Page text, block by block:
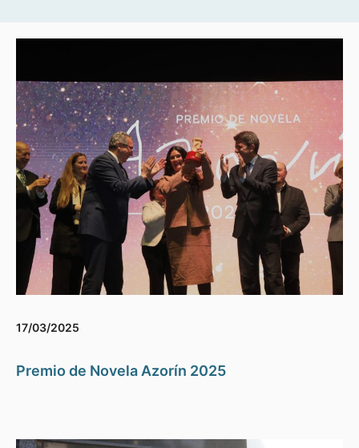
17/03/2025
Premio de Novela Azorín 2025